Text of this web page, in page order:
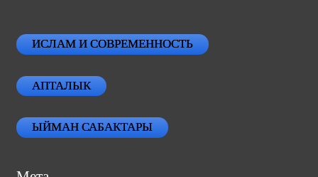
ИСЛАМ И СОВРЕМЕННОСТЬ
АПТАЛЫК
ЫЙМАН САБАКТАРЫ